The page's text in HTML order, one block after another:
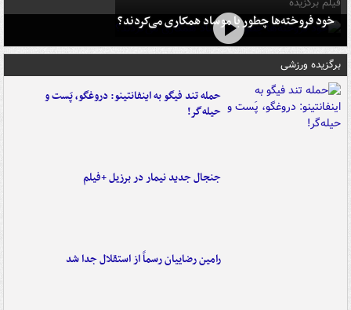
خود فروخته‌ها چطور با موساد همکاری می‌کردند؟
برگزیده ورزشی
حمله تند فیگو به اینفانتینو: دروغگو، پَست‌ و
حیله‌گر!
جنجال جدید نیمار در برزیل +فیلم
رامین رضاییان رسماً از استقلال جدا شد